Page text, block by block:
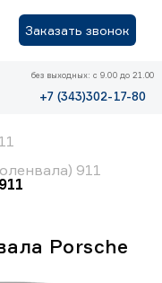
Заказать звонок
без выходных: с 9.00 до 21.00
+7 (343)302-17-80
911
Porsche